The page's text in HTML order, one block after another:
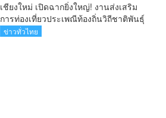
เชียงใหม่ เปิดฉากยิ่งใหญ่! งานส่งเสริม
การท่องเที่ยวประเพณีท้องถิ่นวิถีชาติพันธุ์
ล้านนา(คลิป)
ข่าวทั่วไทย